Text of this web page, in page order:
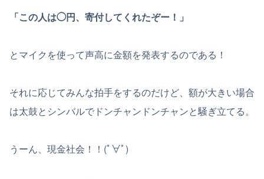
「この人は◯円、寄付してくれたぞー！」
とマイクを使って声高に金額を発表するのである！
それに応じてみんな拍手をするのだけど、額が大きい場合
は太鼓とシンバルでドンチャンドンチャンと騒ぎ立てる。
うーん、現金社会！！(ﾟ∀ﾟ)